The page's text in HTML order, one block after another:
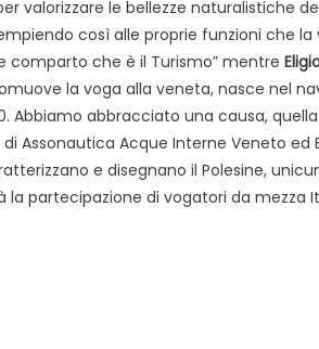
valorizzare le bellezze naturalistiche
così alle proprie funzioni che
comparto che è il Turismo” mentre
la voga alla veneta, nasce nel
Abbiamo abbracciato una causa,
Assonautica Acque Interne Veneto
e disegnano il Polesine,
la partecipazione di vogatori da